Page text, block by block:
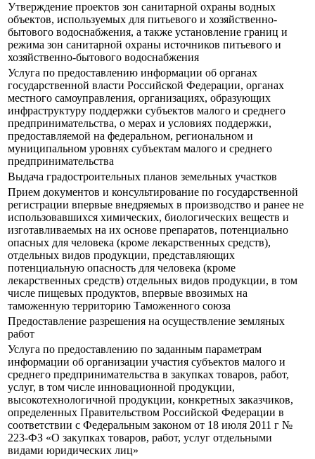
Утверждение проектов зон санитарной охраны водных
объектов, используемых для питьевого и хозяйственно-
бытового водоснабжения, а также установление границ и
режима зон санитарной охраны источников питьевого и
хозяйственно-бытового водоснабжения
Услуга по предоставлению информации об органах
государственной власти Российской Федерации, органах
местного самоуправления, организациях, образующих
инфраструктуру поддержки субъектов малого и среднего
предпринимательства, о мерах и условиях поддержки,
предоставляемой на федеральном, региональном и
муниципальном уровнях субъектам малого и среднего
предпринимательства
Выдача градостроительных планов земельных участков
Прием документов и консультирование по государственной
регистрации впервые внедряемых в производство и ранее не
использовавшихся химических, биологических веществ и
изготавливаемых на их основе препаратов, потенциально
опасных для человека (кроме лекарственных средств),
отдельных видов продукции, представляющих
потенциальную опасность для человека (кроме
лекарственных средств) отдельных видов продукции, в том
числе пищевых продуктов, впервые ввозимых на
таможенную территорию Таможенного союза
Предоставление разрешения на осуществление земляных
работ
Услуга по предоставлению по заданным параметрам
информации об организации участия субъектов малого и
среднего предпринимательства в закупках товаров, работ,
услуг, в том числе инновационной продукции,
высокотехнологичной продукции, конкретных заказчиков,
определенных Правительством Российской Федерации в
соответствии с Федеральным законом от 18 июля 2011 г №
223-ФЗ «О закупках товаров, работ, услуг отдельными
видами юридических лиц»